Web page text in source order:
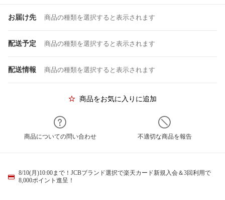
お届け先 商品の種類を選択すると表示されます
配送予定 商品の種類を選択すると表示されます
配送情報 商品の種類を選択すると表示されます
商品をお気に入りに追加
商品についての問い合わせ 不適切な商品を報告
8/10(月)10:00まで！JCBブランド選択で楽天カード新規入会＆3回利用で
8,000ポイント進呈！